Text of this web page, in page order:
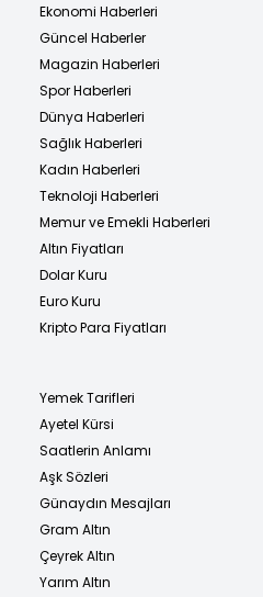
Ekonomi Haberleri
Güncel Haberler
Magazin Haberleri
Spor Haberleri
Dünya Haberleri
Sağlık Haberleri
Kadın Haberleri
Teknoloji Haberleri
Memur ve Emekli Haberleri
Altın Fiyatları
Dolar Kuru
Euro Kuru
Kripto Para Fiyatları
Yemek Tarifleri
Ayetel Kürsi
Saatlerin Anlamı
Aşk Sözleri
Günaydın Mesajları
Gram Altın
Çeyrek Altın
Yarım Altın